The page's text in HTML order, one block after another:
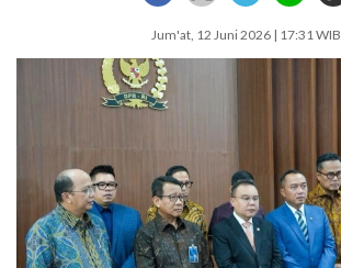
Jum'at, 12 Juni 2026 | 17:31 WIB